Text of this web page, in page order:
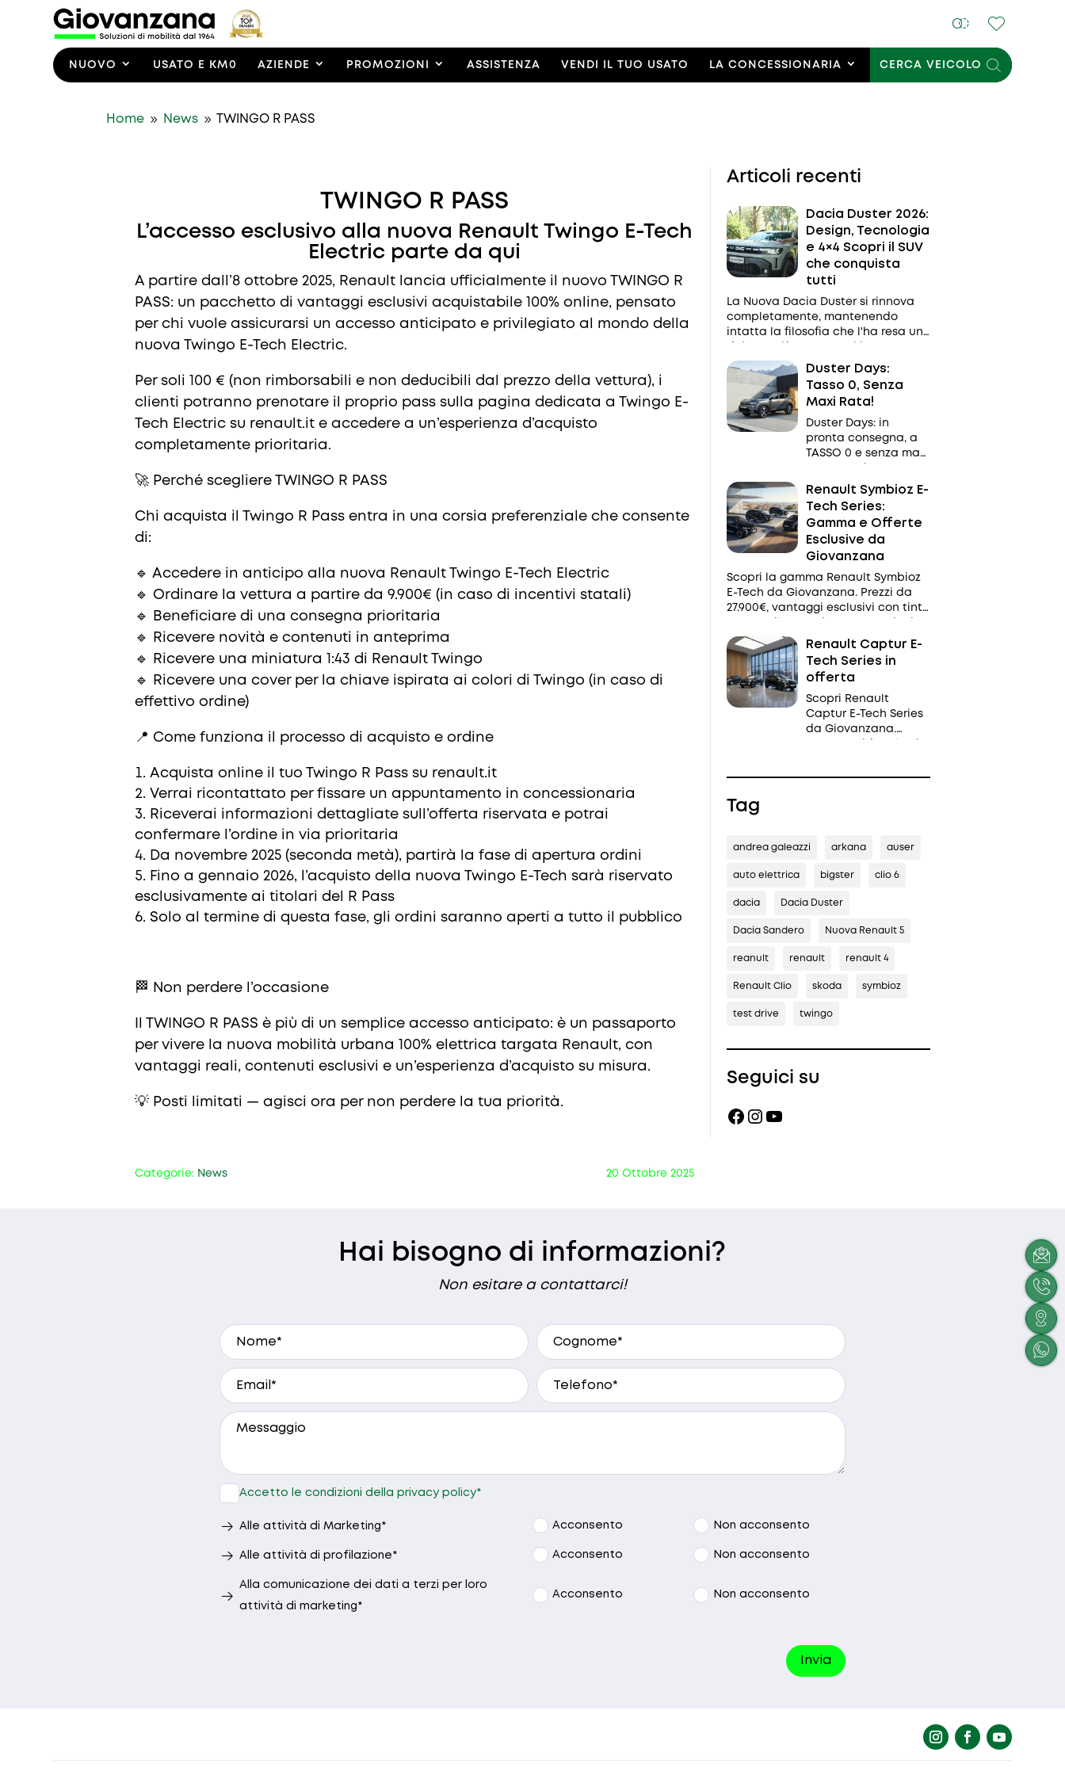
NUOVO USATO E KM0 AZIENDE PROMOZIONI ASSISTENZA VENDI IL TUO USATO LA CONCESSIONARIA CERCA VEICOLO
Home 9 News 9 TWINGO R PASS
TWINGO R PASS
L’accesso esclusivo alla nuova Renault Twingo E-Tech
Electric parte da qui
A partire dall’8 ottobre 2025, Renault lancia ufficialmente il nuovo TWINGO R
PASS: un pacchetto di vantaggi esclusivi acquistabile 100% online, pensato
per chi vuole assicurarsi un accesso anticipato e privilegiato al mondo della
nuova Twingo E-Tech Electric.
Per soli 100 € (non rimborsabili e non deducibili dal prezzo della vettura), i
clienti potranno prenotare il proprio pass sulla pagina dedicata a Twingo E-
Tech Electric su renault.it e accedere a un’esperienza d’acquisto
completamente prioritaria.
🚀 Perché scegliere TWINGO R PASS
Chi acquista il Twingo R Pass entra in una corsia preferenziale che consente
di:
🔹 Accedere in anticipo alla nuova Renault Twingo E-Tech Electric
🔹 Ordinare la vettura a partire da 9.900€ (in caso di incentivi statali)
🔹 Beneficiare di una consegna prioritaria
🔹 Ricevere novità e contenuti in anteprima
🔹 Ricevere una miniatura 1:43 di Renault Twingo
🔹 Ricevere una cover per la chiave ispirata ai colori di Twingo (in caso di
effettivo ordine)
📍 Come funziona il processo di acquisto e ordine
Acquista online il tuo Twingo R Pass su renault.it
Verrai ricontattato per fissare un appuntamento in concessionaria
Riceverai informazioni dettagliate sull’offerta riservata e potrai
confermare l’ordine in via prioritaria
Da novembre 2025 (seconda metà), partirà la fase di apertura ordini
Fino a gennaio 2026, l’acquisto della nuova Twingo E-Tech sarà riservato
esclusivamente ai titolari del R Pass
Solo al termine di questa fase, gli ordini saranno aperti a tutto il pubblico
🏁 Non perdere l’occasione
Il TWINGO R PASS è più di un semplice accesso anticipato: è un passaporto
per vivere la nuova mobilità urbana 100% elettrica targata Renault, con
vantaggi reali, contenuti esclusivi e un’esperienza d’acquisto su misura.
💡 Posti limitati — agisci ora per non perdere la tua priorità.
Categorie: News 20 Ottobre 2025
Articoli recenti
Dacia Duster 2026:
Design, Tecnologia
e 4×4 Scopri il SUV
che conquista
tutti
La Nuova Dacia Duster si rinnova
completamente, mantenendo
intatta la filosofia che l'ha resa uno
offrire tutto ciò che serve davvero,
senza inutili complicazioni.
Duster Days:
Tasso 0, Senza
Maxi Rata!
Duster Days: in
pronta consegna, a
TASSO 0 e senza maxi
a Mantova e
Casalmaggiore
Renault Symbioz E-
Tech Series:
Gamma e Offerte
Esclusive da
Giovanzana
Scopri la gamma Renault Symbioz
E-Tech da Giovanzana. Prezzi da
27.900€, vantaggi esclusivi con tinta
per privati e P.IVA.
Renault Captur E-
Tech Series in
offerta
Scopri Renault
Captur E-Tech Series
da Giovanzana.
Tag
andrea galeazzi arkana auser
auto elettrica bigster clio 6
dacia Dacia Duster
Dacia Sandero Nuova Renault 5
reanult renault renault 4
Renault Clio skoda symbioz
test drive twingo
Seguici su
Facebook
Instagram
YouTube
Hai bisogno di informazioni?
Non esitare a contattarci!
A che ora preferisci essere ricontattato?
Accetto le condizioni della privacy policy*
Alle attività di Marketing* Acconsento Non acconsento
Alle attività di profilazione* Acconsento Non acconsento
Alla comunicazione dei dati a terzi per loro
attività di marketing*
Acconsento Non acconsento
Invia